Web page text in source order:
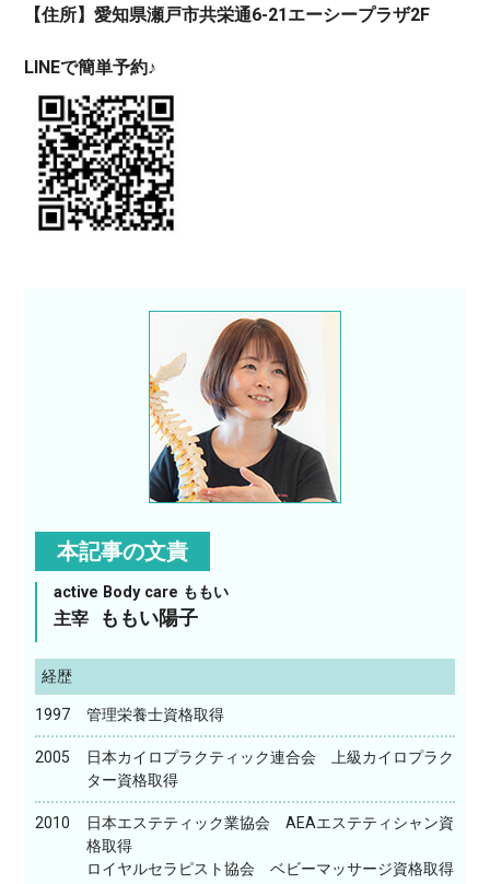
【住所】愛知県瀬戸市共栄通6-21エーシープラザ2F
LINEで簡単予約♪
本記事の文責
active Body care ももい
主宰 ももい陽子
経歴
1997 管理栄養士資格取得
2005
日本カイロプラクティック連合会 上級カイロプラク
ター資格取得
2010
日本エステティック業協会 AEAエステティシャン資
格取得
ロイヤルセラピスト協会 ベビーマッサージ資格取得